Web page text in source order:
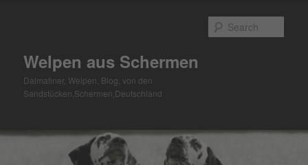
Welpen aus Schermen
Dalmatiner, Welpen, Blog, von den
Sandstücken,Schermen,Deutschland